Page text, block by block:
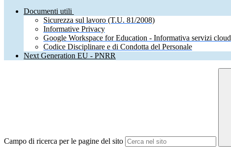
Documenti utili
Sicurezza sul lavoro (T.U. 81/2008)
Informative Privacy
Google Workspace for Education - Informativa servizi cloud
Codice Disciplinare e di Condotta del Personale
Next Generation EU - PNRR
Campo di ricerca per le pagine del sito